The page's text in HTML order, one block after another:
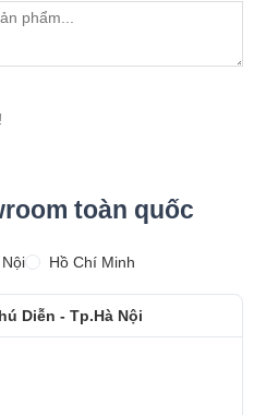
thời gian tham khảo và
hình tại Ngọc Nguyễn
0944-283-283
toàn quốc
Hồ Chí Minh
Diễn - Tp.Hà Nội